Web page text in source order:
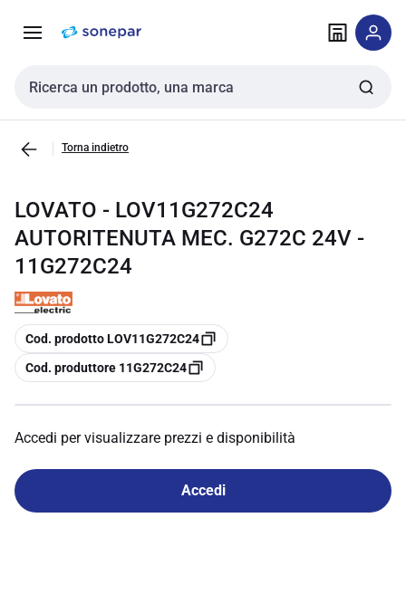
navigazione alla
Cerca input
Torna indietro
LOVATO - LOV11G272C24
AUTORITENUTA MEC. G272C 24V -
11G272C24
copia
Cod. prodotto LOV11G272C24
copia
Cod. produttore 11G272C24
Accedi per visualizzare prezzi e disponibilità
Accedi